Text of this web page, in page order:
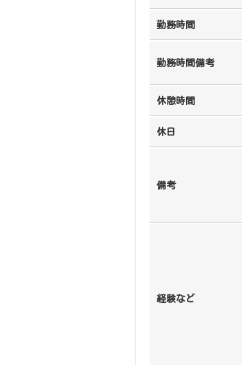
勤務時間
勤務時間備考
休憩時間
休日
備考
経験など